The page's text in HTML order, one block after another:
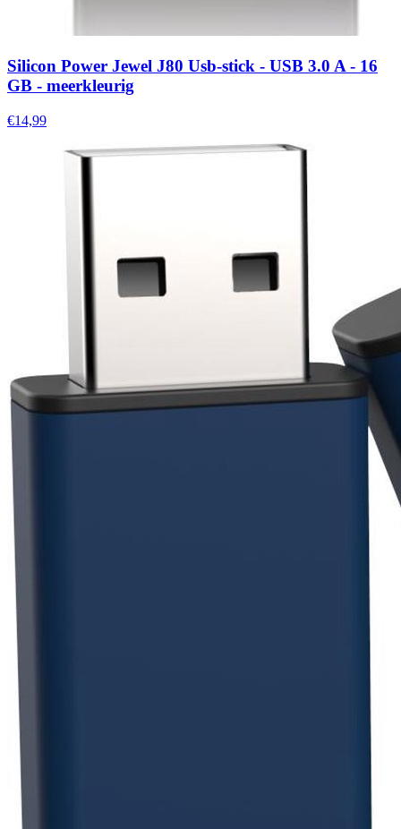
Silicon Power Jewel J80 Usb-stick - USB 3.0 A - 16
GB - meerkleurig
€14,99